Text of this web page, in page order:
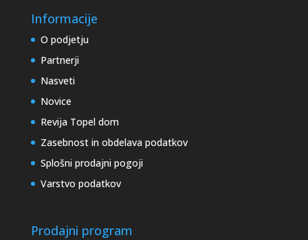
Informacije
O podjetju
Partnerji
Nasveti
Novice
Revija Topel dom
Zasebnost in obdelava podatkov
Splošni prodajni pogoji
Varstvo podatkov
Prodajni program